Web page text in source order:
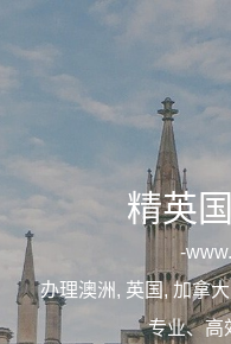
精英
一
办理澳洲, 英国, 加拿